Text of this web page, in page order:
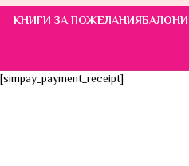
КНИГИ ЗА ПОЖЕЛАНИЯ
[simpay_payment_receipt]